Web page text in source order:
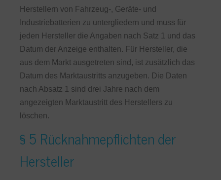
Herstellern von Fahrzeug-, Geräte- und
Industriebatterien zu untergliedern und muss für
jeden Hersteller die Angaben nach Satz 1 und das
Datum der Anzeige enthalten. Für Hersteller, die
aus dem Markt ausgetreten sind, ist zusätzlich das
Datum des Marktaustritts anzugeben. Die Daten
nach Absatz 1 sind drei Jahre nach dem
angezeigten Marktaustritt des Herstellers zu
löschen.
§ 5 Rücknahmepflichten der
Hersteller